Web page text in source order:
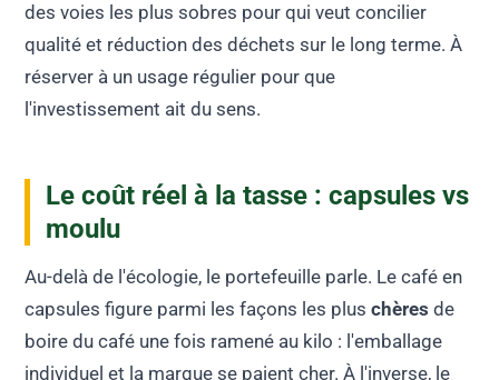
des voies les plus sobres pour qui veut concilier
qualité et réduction des déchets sur le long terme. À
réserver à un usage régulier pour que
l'investissement ait du sens.
Le coût réel à la tasse : capsules vs
moulu
Au-delà de l'écologie, le portefeuille parle. Le café en
capsules figure parmi les façons les pluschères de
boire du café une fois ramené au kilo : l'emballage
individuel et la marque se paient cher. À l'inverse, le